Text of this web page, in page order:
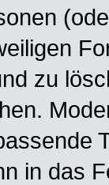
zu
in das